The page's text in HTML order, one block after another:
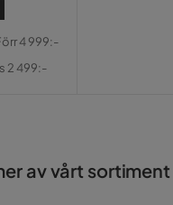
4 999:-
2 499:-
av vårt sortiment